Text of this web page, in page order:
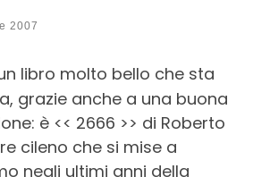
2007
libro molto bello che sta
grazie anche a una buona
è << 2666 >> di Roberto
cileno che si mise a
negli ultimi anni della